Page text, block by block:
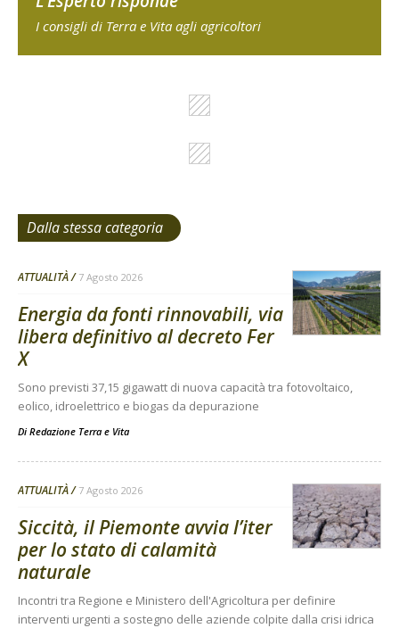
I consigli di Terra e Vita agli agricoltori
Dalla stessa categoria
ATTUALITÀ 7 Agosto 2026
Energia da fonti rinnovabili, via
libera definitivo al decreto Fer
X
Sono previsti 37,15 gigawatt di nuova capacità tra fotovoltaico,
eolico, idroelettrico e biogas da depurazione
Di Redazione Terra e Vita
ATTUALITÀ 7 Agosto 2026
Siccità, il Piemonte avvia l’iter
per lo stato di calamità
naturale
Incontri tra Regione e Ministero dell'Agricoltura per definire
interventi urgenti a sostegno delle aziende colpite dalla crisi idrica